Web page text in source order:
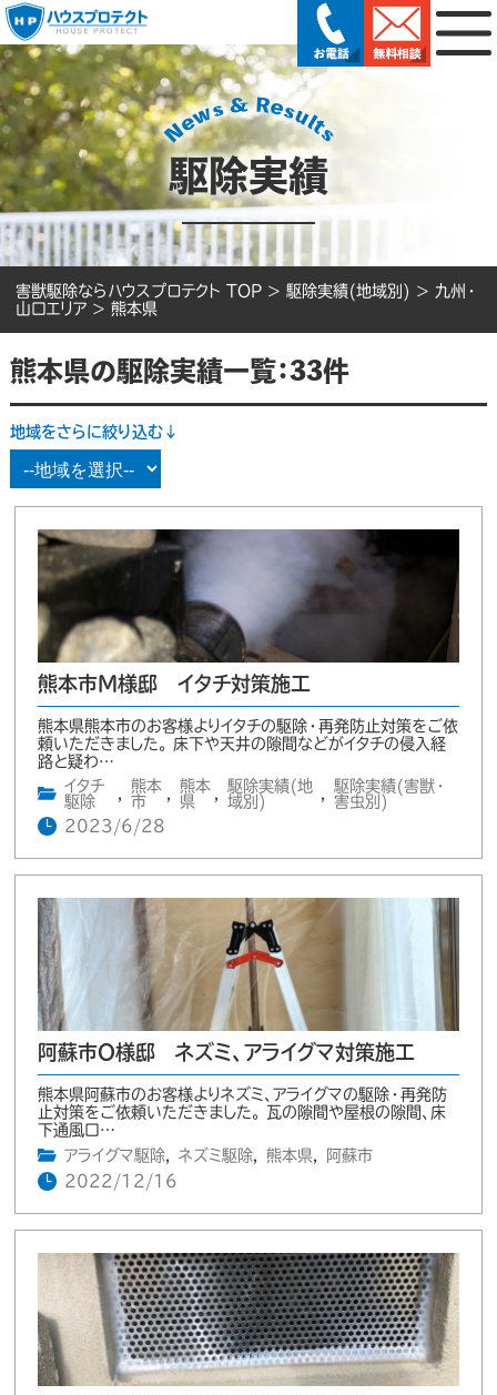
駆除実績
害獣駆除ならハウスプロテクト TOP > 駆除実績(地域別) > 九州・
山口エリア > 熊本県
熊本県の駆除実績一覧：33件
地域をさらに絞り込む↓
熊本市M様邸 イタチ対策施工
熊本県熊本市のお客様よりイタチの駆除・再発防止対策をご依
頼いただきました。 床下や天井の隙間などがイタチの侵入経
路と疑わ…
イタチ
駆除
,
熊本
市
,
熊本
県
,
駆除実績(地
域別)
,
駆除実績(害獣・
害虫別)
2023/6/28
阿蘇市O様邸 ネズミ、アライグマ対策施工
熊本県阿蘇市のお客様よりネズミ、アライグマの駆除・再発防
止対策をご依頼いただきました。 瓦の隙間や屋根の隙間、床
下通風口…
アライグマ駆除
ネズミ駆除 熊本県
阿蘇市
2022/12/16